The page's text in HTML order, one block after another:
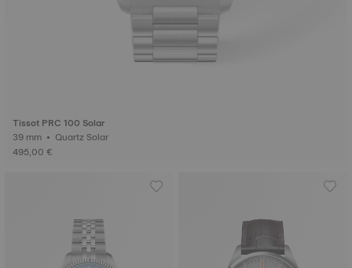
Tissot PRC 100 Solar
39 mm • Quartz Solar
495,00 €